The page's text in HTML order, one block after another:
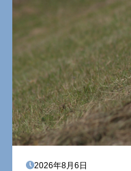
2026年8月6日